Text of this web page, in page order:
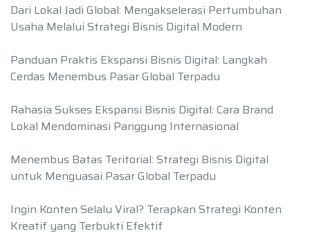
Dari Lokal Jadi Global: Mengakselerasi Pertumbuhan
Usaha Melalui Strategi Bisnis Digital Modern
Panduan Praktis Ekspansi Bisnis Digital: Langkah
Cerdas Menembus Pasar Global Terpadu
Rahasia Sukses Ekspansi Bisnis Digital: Cara Brand
Lokal Mendominasi Panggung Internasional
Menembus Batas Teritorial: Strategi Bisnis Digital
untuk Menguasai Pasar Global Terpadu
Ingin Konten Selalu Viral? Terapkan Strategi Konten
Kreatif yang Terbukti Efektif